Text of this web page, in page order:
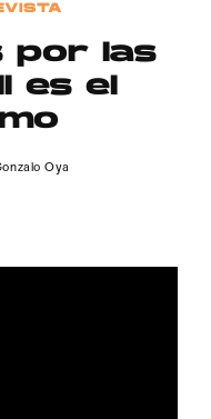
por las
es el
Oya